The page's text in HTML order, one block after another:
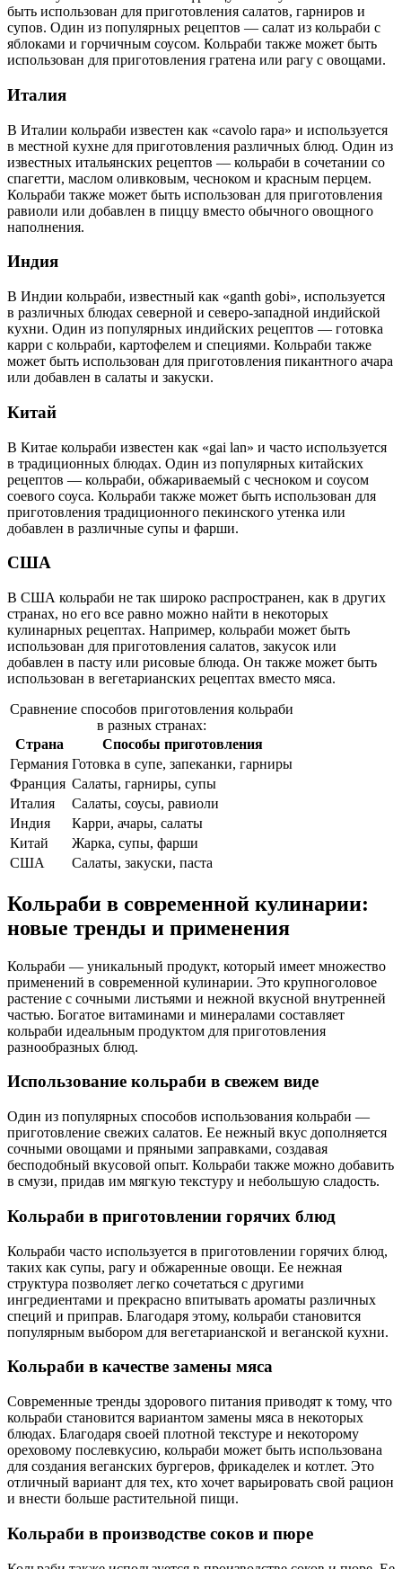
быть использован для приготовления салатов, гарниров и
супов. Один из популярных рецептов — салат из кольраби с
яблоками и горчичным соусом. Кольраби также может быть
использован для приготовления гратена или рагу с овощами.
Италия
В Италии кольраби известен как «cavolo rapa» и используется
в местной кухне для приготовления различных блюд. Один из
известных итальянских рецептов — кольраби в сочетании со
спагетти, маслом оливковым, чесноком и красным перцем.
Кольраби также может быть использован для приготовления
равиоли или добавлен в пиццу вместо обычного овощного
наполнения.
Индия
В Индии кольраби, известный как «ganth gobi», используется
в различных блюдах северной и северо-западной индийской
кухни. Один из популярных индийских рецептов — готовка
карри с кольраби, картофелем и специями. Кольраби также
может быть использован для приготовления пикантного ачара
или добавлен в салаты и закуски.
Китай
В Китае кольраби известен как «gai lan» и часто используется
в традиционных блюдах. Один из популярных китайских
рецептов — кольраби, обжариваемый с чесноком и соусом
соевого соуса. Кольраби также может быть использован для
приготовления традиционного пекинского утенка или
добавлен в различные супы и фарши.
США
В США кольраби не так широко распространен, как в других
странах, но его все равно можно найти в некоторых
кулинарных рецептах. Например, кольраби может быть
использован для приготовления салатов, закусок или
добавлен в пасту или рисовые блюда. Он также может быть
использован в вегетарианских рецептах вместо мяса.
Сравнение способов приготовления кольраби
в разных странах:
Страна
Способы приготовления
Германия Готовка в супе, запеканки, гарниры
Франция Салаты, гарниры, супы
Италия
Салаты, соусы, равиоли
Индия
Карри, ачары, салаты
Китай
Жарка, супы, фарши
США
Салаты, закуски, паста
Кольраби в современной кулинарии:
новые тренды и применения
Кольраби — уникальный продукт, который имеет множество
применений в современной кулинарии. Это крупноголовое
растение с сочными листьями и нежной вкусной внутренней
частью. Богатое витаминами и минералами составляет
кольраби идеальным продуктом для приготовления
разнообразных блюд.
Использование кольраби в свежем виде
Один из популярных способов использования кольраби —
приготовление свежих салатов. Ее нежный вкус дополняется
сочными овощами и пряными заправками, создавая
бесподобный вкусовой опыт. Кольраби также можно добавить
в смузи, придав им мягкую текстуру и небольшую сладость.
Кольраби в приготовлении горячих блюд
Кольраби часто используется в приготовлении горячих блюд,
таких как супы, рагу и обжаренные овощи. Ее нежная
структура позволяет легко сочетаться с другими
ингредиентами и прекрасно впитывать ароматы различных
специй и приправ. Благодаря этому, кольраби становится
популярным выбором для вегетарианской и веганской кухни.
Кольраби в качестве замены мяса
Современные тренды здорового питания приводят к тому, что
кольраби становится вариантом замены мяса в некоторых
блюдах. Благодаря своей плотной текстуре и некоторому
ореховому послевкусию, кольраби может быть использована
для создания веганских бургеров, фрикаделек и котлет. Это
отличный вариант для тех, кто хочет варьировать свой рацион
и внести больше растительной пищи.
Кольраби в производстве соков и пюре